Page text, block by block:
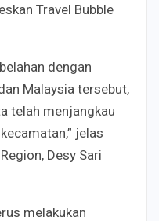
Travel Bubble
dengan
Malaysia tersebut,
telah menjangkau
jelas
Desy Sari
melakukan